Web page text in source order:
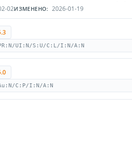
02ИЗМЕНЕНО: 2026-01-19
UI:N/S:U/C:L/I:N/A:N
C:P/I:N/A:N